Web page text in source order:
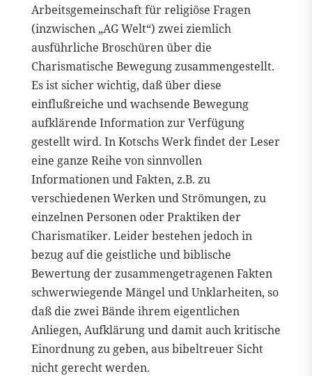
Arbeitsgemeinschaft für religiöse Fragen
(inzwischen „AG Welt“) zwei ziemlich
ausführliche Broschüren über die
Charismatische Bewegung zusammengestellt.
Es ist sicher wichtig, daß über diese
einflußreiche und wachsende Bewegung
aufklärende Information zur Verfügung
gestellt wird. In Kotschs Werk findet der Leser
eine ganze Reihe von sinnvollen
Informationen und Fakten, z.B. zu
verschiedenen Werken und Strömungen, zu
einzelnen Personen oder Praktiken der
Charismatiker. Leider bestehen jedoch in
bezug auf die geistliche und biblische
Bewertung der zusammengetragenen Fakten
schwerwiegende Mängel und Unklarheiten, so
daß die zwei Bände ihrem eigentlichen
Anliegen, Aufklärung und damit auch kritische
Einordnung zu geben, aus bibeltreuer Sicht
nicht gerecht werden.